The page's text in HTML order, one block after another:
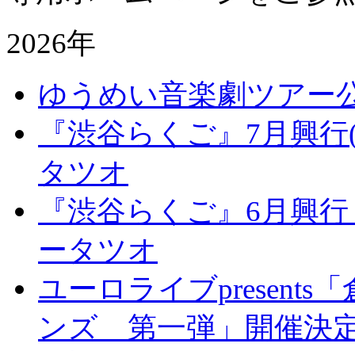
2026年
ゆうめい音楽劇ツアー
『渋谷らくご』7月興
タツオ
『渋谷らくご』6月興
ータツオ
ユーロライブpresents
ンズ 第一弾」開催決